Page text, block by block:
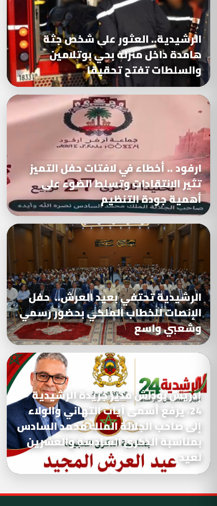
الرشيدية.. العثور على شخص جثة
هامدة داخل منزله بحي بوتلامين
والسلطات تفتح تحقيقا
ارفود .. أخطاء في لافتات حفل التميز
تثير الانتقادات وتسلط الضوء على
أهمية جودة التنظيم
الرشيدية تحتفي بعيد العرش.. حفل
الإنصات للخطاب الملكي بحضور رسمي
وشعبي واسع
إدريس بوداش مدير جريدة الرشيدية
24، يرفع أسمى آيات التهاني والولاء
إلى صاحب الجلالة الملك محمد السادس
بمناسبة الذكرى السادسة والعشرين
لعيد